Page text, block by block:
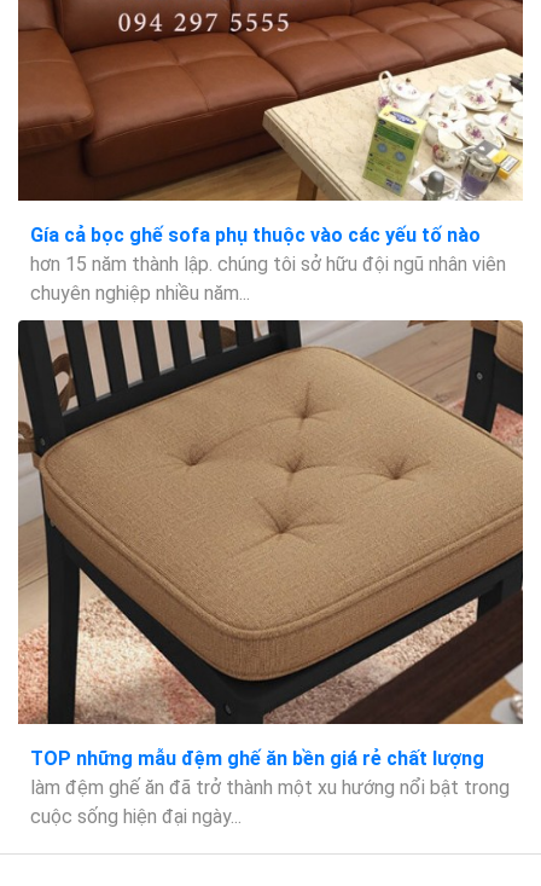
Gía cả bọc ghế sofa phụ thuộc vào các yếu tố nào
hơn 15 năm thành lập. chúng tôi sở hữu đội ngũ nhân viên
chuyên nghiệp nhiều năm...
TOP những mẫu đệm ghế ăn bền giá rẻ chất lượng
làm đệm ghế ăn đã trở thành một xu hướng nổi bật trong
cuộc sống hiện đại ngày...